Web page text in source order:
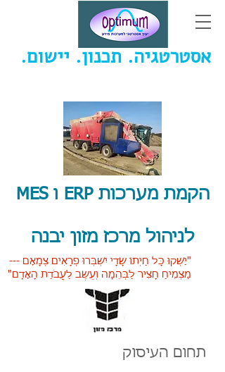
אסטרטגיה. תכנון. יישום.
הקמת מערכות ERP ו MES
לניהול מרכז מזון יבנה
"יַשְׁקוּ כָּל חַיְתוֹ שָׂדָי יִשְׁבְּרוּ פְרָאִים צְמָאָם ---
מַצְמִיחַ חָצִיר לַבְּהֵמָה וְעֵשֶׂב לַעֲבֹדַת הָאָדָם"
תחום העיסוק